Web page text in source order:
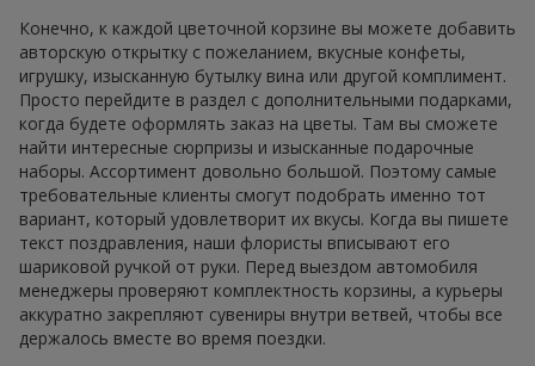
Конечно, к каждой цветочной корзине вы можете добавить
авторскую открытку с пожеланием, вкусные конфеты,
игрушку, изысканную бутылку вина или другой комплимент.
Просто перейдите в раздел с дополнительными подарками,
когда будете оформлять заказ на цветы. Там вы сможете
найти интересные сюрпризы и изысканные подарочные
наборы. Ассортимент довольно большой. Поэтому самые
требовательные клиенты смогут подобрать именно тот
вариант, который удовлетворит их вкусы. Когда вы пишете
текст поздравления, наши флористы вписывают его
шариковой ручкой от руки. Перед выездом автомобиля
менеджеры проверяют комплектность корзины, а курьеры
аккуратно закрепляют сувениры внутри ветвей, чтобы все
держалось вместе во время поездки.